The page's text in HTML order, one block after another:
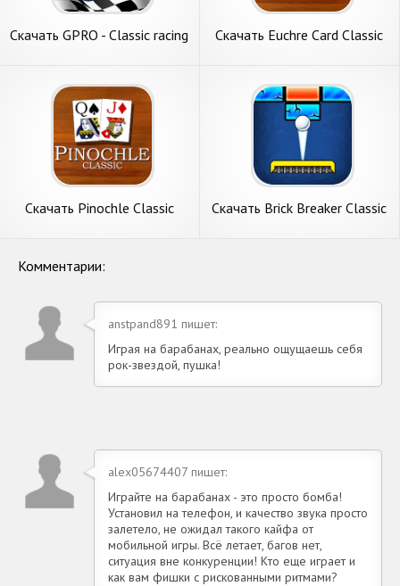
Скачать GPRO - Classic racing
Скачать Euchre Card Classic
Скачать Pinochle Classic
Скачать Brick Breaker Classic
Комментарии:
anstpand891 пишет:
Играя на барабанах, реально ощущаешь себя
рок-звездой, пушка!
alex05674407 пишет:
Играйте на барабанах - это просто бомба!
Установил на телефон, и качество звука просто
залетело, не ожидал такого кайфа от
мобильной игры. Всё летает, багов нет,
ситуация вне конкуренции! Кто еще играет и
как вам фишки с рискованными ритмами?